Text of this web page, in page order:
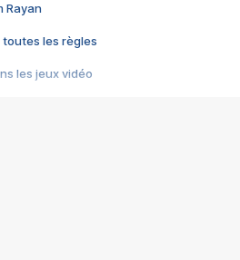
Rayan
toutes les règles
les jeux vidéo